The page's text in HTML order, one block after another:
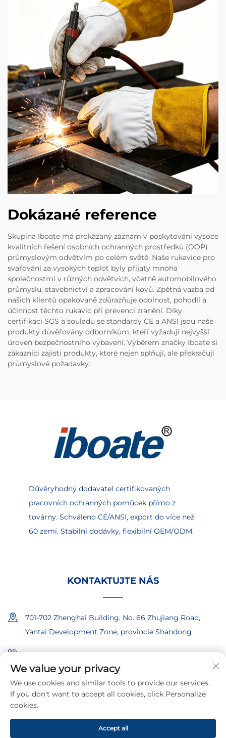
Dokázанé reference
Skupina Iboate má prokázaný záznam v poskytování vysoce
kvalitních řešení osobních ochranných prostředků (OOP)
průmyslovým odvětvím po celém světě. Naše rukavice pro
svařování za vysokých teplot byly přijaty mnoha
společnostmi v různých odvětvích, včetně automobilového
průmyslu, stavebnictví a zpracování kovů. Zpětná vazba od
našich klientů opakovaně zdůrazňuje odolnost, pohodlí a
účinnost těchto rukavic při prevenci zranění. Díky
certifikaci SGS a souladu se standardy CE a ANSI jsou naše
produkty důvěřovány odborníkům, kteří vyžadují nejvyšší
úroveň bezpečnostního vybavení. Výběrem značky Iboate si
zákazníci zajistí produkty, které nejen splňují, ale překračují
průmyslové požadavky.
Důvěryhodný dodavatel certifikovaných
pracovních ochranných pomůcek přímo z
továrny. Schváleno CE/ANSI, export do více než
60 zemí. Stabilní dodávky, flexibilní OEM/ODM.
KONTAKTUJTE NÁS
701-702 Zhenghai Building, No. 66 Zhujiang Road,
Yantai Development Zone, provincie Shandong
+86-18865557722
+86-18865522722
[email protected]
Autorská práva © 2026 společnosti Shandong Iboate Security
We value your privacy
We use cookies and similar tools to provide our services.
If you don't want to accept all cookies, click Personalize
cookies.
Accept all